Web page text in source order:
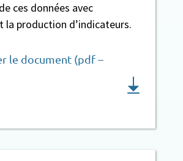
ces données avec
la production d’indicateurs.
le document (pdf –